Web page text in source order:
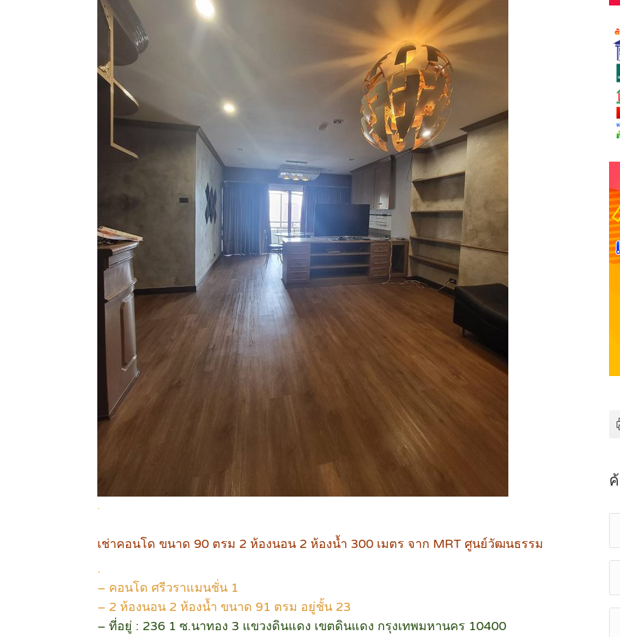
.
เช่าคอนโด ขนาด 90 ตรม 2 ห้องนอน 2 ห้องน้ำ 300 เมตร จาก MRT ศูนย์วัฒนธรรม
.
– คอนโด ศรีวราแมนชั่น 1
– 2 ห้องนอน 2 ห้องน้ำ ขนาด 91 ตรม อยู่ชั้น 23
– ที่อยู่ : 236 1 ซ.นาทอง 3 แขวงดินแดง เขตดินแดง กรุงเทพมหานคร 10400